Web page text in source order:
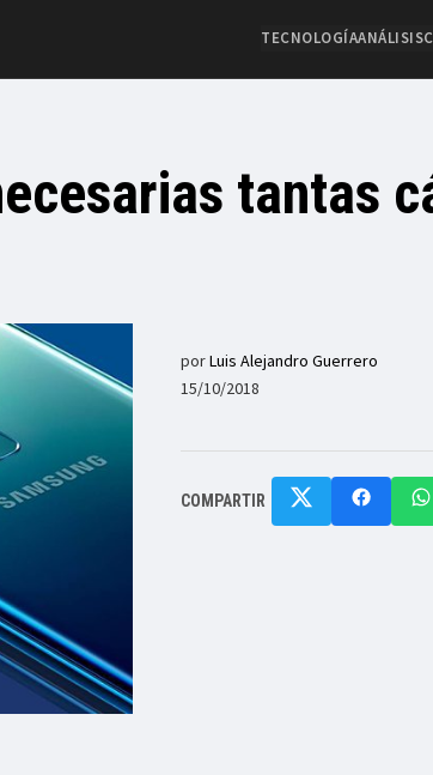
TECNOLOGÍAANÁLISIS
tantas
porLuis Alejandro Guerrero
15/10/2018
COMPARTIR